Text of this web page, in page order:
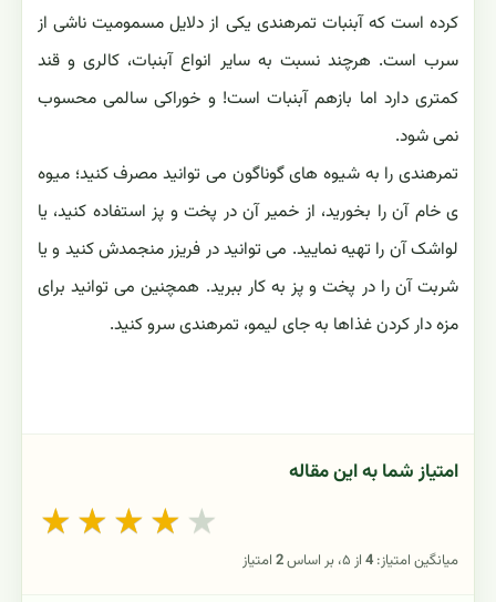
کرده است که آبنبات تمرهندی یکی از دلایل مسمومیت ناشی از
سرب است. هرچند نسبت به سایر انواع آبنبات، کالری و قند
کمتری دارد اما بازهم آبنبات است! و خوراکی سالمی محسوب
نمی شود.
تمرهندی را به شیوه های گوناگون می توانید مصرف کنید؛ میوه
ی خام آن را بخورید، از خمیر آن در پخت و پز استفاده کنید، یا
لواشک آن را تهیه نمایید. می توانید در فریزر منجمدش کنید و یا
شربت آن را در پخت و پز به کار ببرید. همچنین می توانید برای
مزه دار کردن غذاها به جای لیمو، تمرهندی سرو کنید.
امتیاز شما به این مقاله
★ ★ ★ ★ ★
میانگین امتیاز: 4از ۵، بر اساس 2امتیاز